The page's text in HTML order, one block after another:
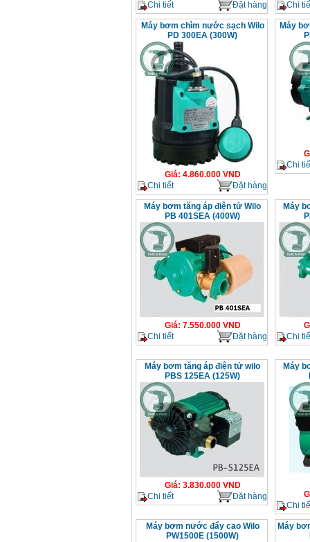
Chi tiết Đặt hàng Chi
Máy bơm chìm nước sạch Wilo
PD 300EA (300W)
Giá: 4.860.000VND
Chi tiết
Đặt hàng
Máy
Chi
Máy bơm tăng áp điện tử Wilo
PB 401SEA (400W)
Giá: 7.550.000VND
Chi tiết
Đặt hàng
Máy
Chi
Máy bơm tăng áp điện tử wilo
PBS 125EA (125W)
Giá: 3.830.000VND
Chi tiết
Đặt hàng
Máy
Chi
Máy bơm nước đẩy cao Wilo
PW1500E (1500W)
Máy